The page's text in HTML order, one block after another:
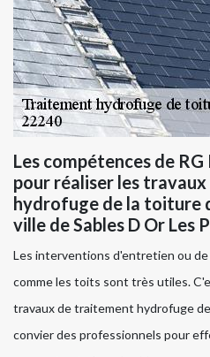
Les compétences de
pour réaliser les
hydrofuge de la toiture
ville de Sables D Or Les
Les interventions d'entretien ou
comme les toits sont très utiles.
travaux de traitement hydrofuge
convier des professionnels pour